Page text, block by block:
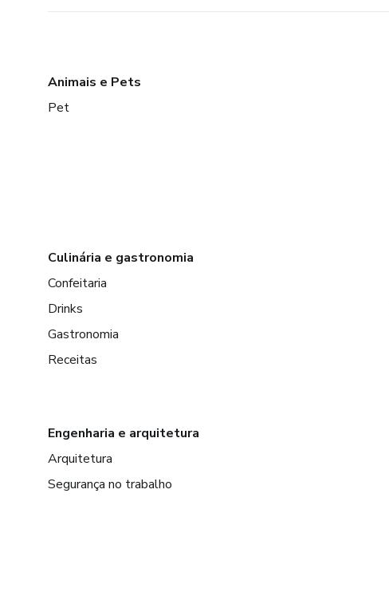
Animais e Pets
Pet
Culinária e gastronomia
Confeitaria
Drinks
Gastronomia
Receitas
Engenharia e arquitetura
Arquitetura
Segurança no trabalho